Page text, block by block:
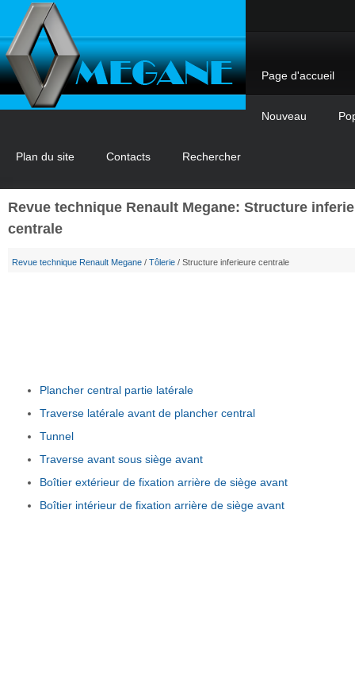
Page d'accueil
Nouveau
Plan du site Contacts Rechercher
Revue technique Renault Megane: Structure
centrale
Revue technique Renault Megane / Tôlerie / Structure inferieure centrale
Plancher central partie latérale
Traverse latérale avant de plancher central
Tunnel
Traverse avant sous siège avant
Boîtier extérieur de fixation arrière de siège avant
Boîtier intérieur de fixation arrière de siège avant